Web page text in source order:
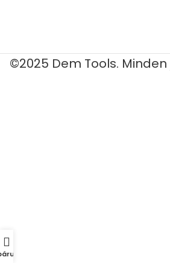
©2025 Dem Tools.